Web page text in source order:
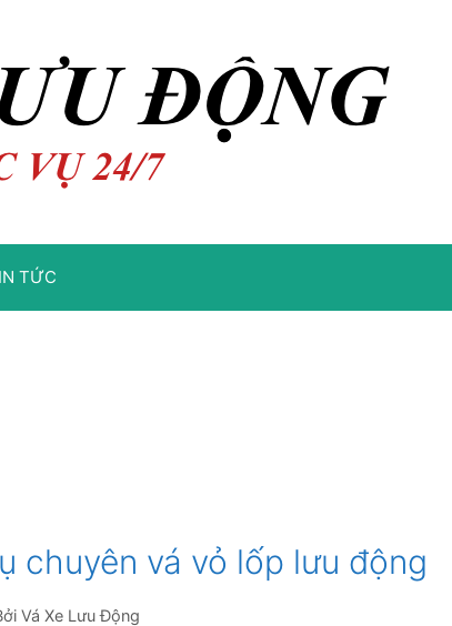
TỨC
chuyên vá vỏ lốp lưu động
Vá Xe Lưu Động